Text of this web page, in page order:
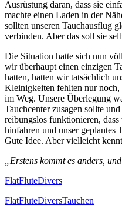
Ausrüstung daran, dass sie
machte einen Laden in der
sollten unseren Tauchausflug
verbinden. Aber das soll sie
Die Situation hatte sich nun
wir überhaupt einen einzigen
hatten, hatten wir tatsächlich
Kleinigkeiten fehlten nur noch,
im Weg. Unsere Überlegung
Tauchcenter zusagen sollte
reibungslos funktionieren,
hinfahren und unser geplantes
Gute Idee. Aber vielleicht
„Erstens kommt es anders,
FlatFluteDivers
FlatFluteDiversTauchen